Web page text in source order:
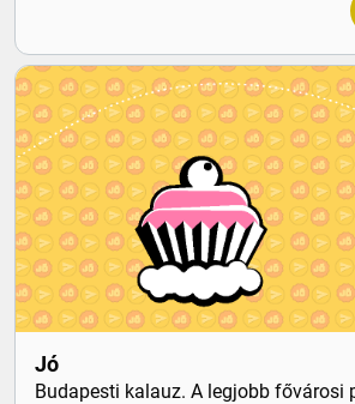
Jó
Budapesti kalauz. A legjobb fővárosi